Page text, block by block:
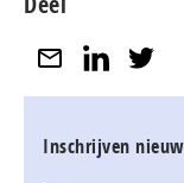
Inschrijven